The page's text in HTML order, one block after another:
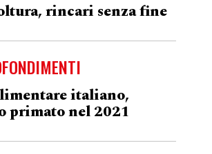
rincari senza fine
italiano,
primato nel 2021